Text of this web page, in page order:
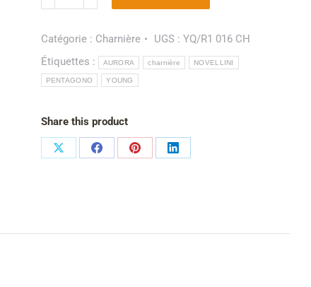
Catégorie : Charnière UGS : YQ/R1 016 CH
Étiquettes :
AURORA charnière NOVELLINI
PENTAGONO YOUNG
Share this product